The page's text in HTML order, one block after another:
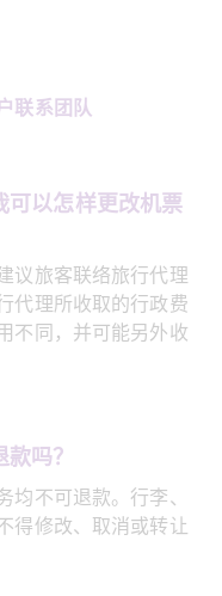
联系团队
可以怎样更改机票
议旅客联络旅行代理
代理所收取的行政费
不同，并可能另外收
吗？
不可退款。行李、
得修改、取消或转让